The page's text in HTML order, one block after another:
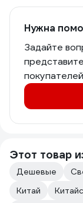
Нужна
Задайте
покупателей
Этот товар
Дешевые
Китай